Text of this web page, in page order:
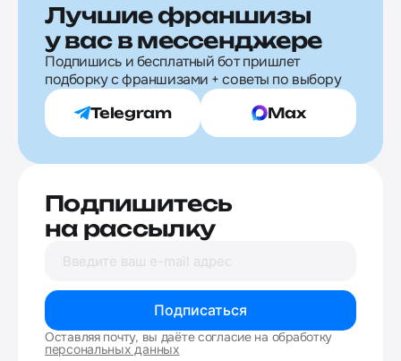
Лучшие франшизы
у вас в мессенджере
Подпишись и бесплатный бот пришлет
подборку с франшизами + советы по выбору
Telegram Max
Подпишитесь
на рассылку
Подписаться
Оставляя почту, вы даёте согласие на обработку
персональных данных